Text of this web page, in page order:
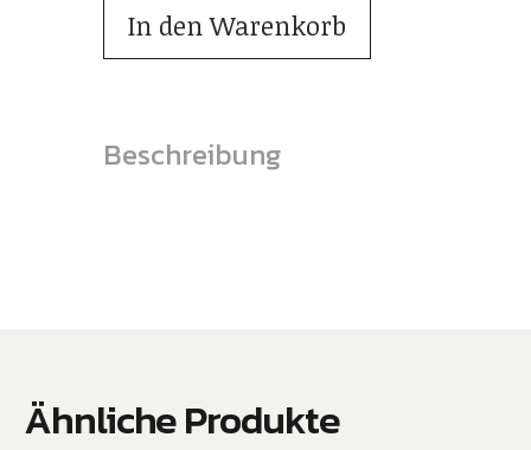
In den Warenkorb
Beschreibung
Ähnliche Produkte